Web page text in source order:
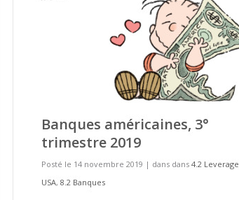
Banques américaines, 3°
trimestre 2019
Posté le 14 novembre 2019 | dans dans 4.2 Leverage
USA, 8.2 Banques